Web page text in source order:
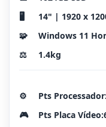
🖥️
14" | 1920 x
🧩
Windows 11
⚖️
1.4kg
⚙️
Pts
🎮
Pts Placa